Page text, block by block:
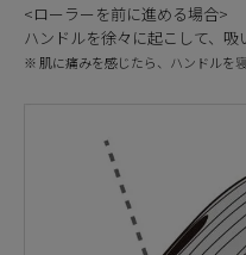
<ローラーを前に進める場合>
ハンドルを徐々に起こして、吸
※ 肌に痛みを感じたら、ハンドルを